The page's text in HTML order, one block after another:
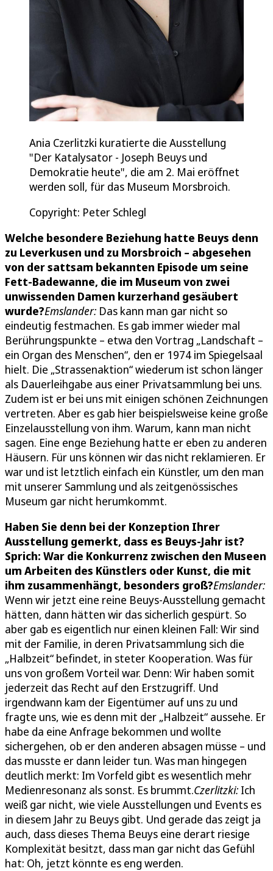
Ania Czerlitzki kuratierte die Ausstellung
"Der Katalysator - Joseph Beuys und
Demokratie heute", die am 2. Mai eröffnet
werden soll, für das Museum Morsbroich.
Copyright: Peter Schlegl
Welche besondere Beziehung hatte Beuys denn
zu Leverkusen und zu Morsbroich – abgesehen
von der sattsam bekannten Episode um seine
Fett-Badewanne, die im Museum von zwei
unwissenden Damen kurzerhand gesäubert
wurde?Emslander: Das kann man gar nicht so
eindeutig festmachen. Es gab immer wieder mal
Berührungspunkte – etwa den Vortrag „Landschaft –
ein Organ des Menschen“, den er 1974 im Spiegelsaal
hielt. Die „Strassenaktion“ wiederum ist schon länger
als Dauerleihgabe aus einer Privatsammlung bei uns.
Zudem ist er bei uns mit einigen schönen Zeichnungen
vertreten. Aber es gab hier beispielsweise keine große
Einzelausstellung von ihm. Warum, kann man nicht
sagen. Eine enge Beziehung hatte er eben zu anderen
Häusern. Für uns können wir das nicht reklamieren. Er
war und ist letztlich einfach ein Künstler, um den man
mit unserer Sammlung und als zeitgenössisches
Museum gar nicht herumkommt.
Haben Sie denn bei der Konzeption Ihrer
Ausstellung gemerkt, dass es Beuys-Jahr ist?
Sprich: War die Konkurrenz zwischen den Museen
um Arbeiten des Künstlers oder Kunst, die mit
ihm zusammenhängt, besonders groß?Emslander:
Wenn wir jetzt eine reine Beuys-Ausstellung gemacht
hätten, dann hätten wir das sicherlich gespürt. So
aber gab es eigentlich nur einen kleinen Fall: Wir sind
mit der Familie, in deren Privatsammlung sich die
„Halbzeit“ befindet, in steter Kooperation. Was für
uns von großem Vorteil war. Denn: Wir haben somit
jederzeit das Recht auf den Erstzugriff. Und
irgendwann kam der Eigentümer auf uns zu und
fragte uns, wie es denn mit der „Halbzeit“ aussehe. Er
habe da eine Anfrage bekommen und wollte
sichergehen, ob er den anderen absagen müsse – und
das musste er dann leider tun. Was man hingegen
deutlich merkt: Im Vorfeld gibt es wesentlich mehr
Medienresonanz als sonst. Es brummt.Czerlitzki: Ich
weiß gar nicht, wie viele Ausstellungen und Events es
in diesem Jahr zu Beuys gibt. Und gerade das zeigt ja
auch, dass dieses Thema Beuys eine derart riesige
Komplexität besitzt, dass man gar nicht das Gefühl
hat: Oh, jetzt könnte es eng werden.